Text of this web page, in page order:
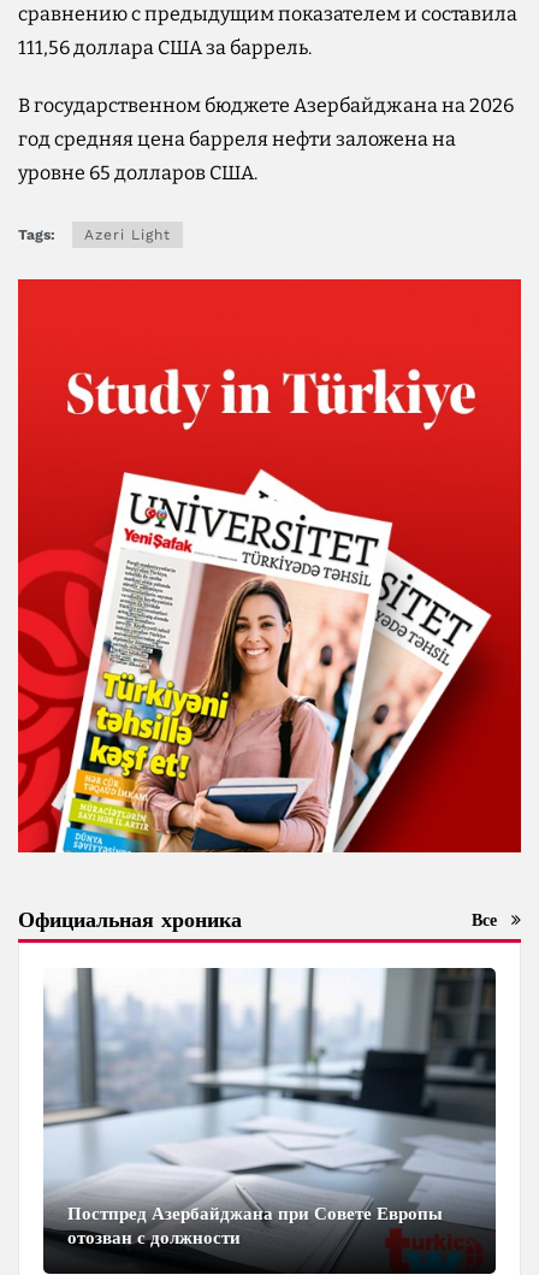
сравнению с предыдущим показателем и составила
111,56 доллара США за баррель.
В государственном бюджете Азербайджана на 2026
год средняя цена барреля нефти заложена на
уровне 65 долларов США.
Tags: Azeri Light
Официальная хроника Все
Постпред Азербайджана при Совете Европы
отозван с должности